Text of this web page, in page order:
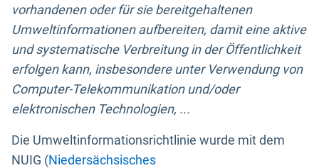
vorhandenen oder für sie bereitgehaltenen
Umweltinformationen aufbereiten, damit eine aktive
und systematische Verbreitung in der Öffentlichkeit
erfolgen kann, insbesondere unter Verwendung von
Computer-Telekommunikation und/oder
elektronischen Technologien, ...
Die Umweltinformationsrichtlinie wurde mit dem
NUIG (Niedersächsisches